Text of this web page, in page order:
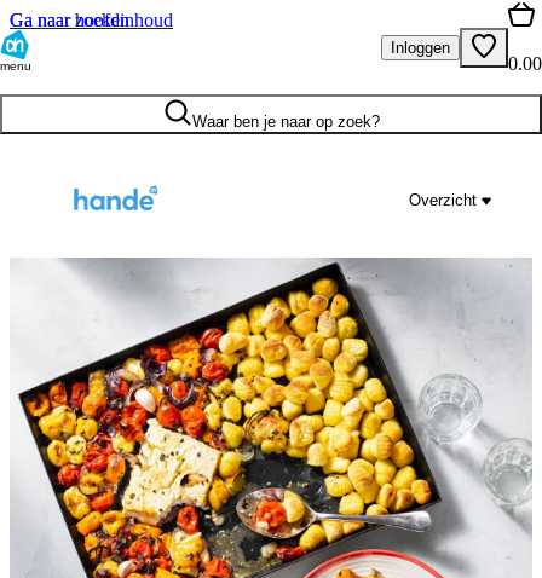
Ga naar hoofdinhoud
Ga naar zoeken
menu
Inloggen
0.00
Waar ben je naar op zoek?
Overzicht